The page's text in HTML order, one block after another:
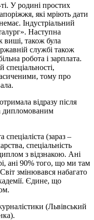
У родині простих
які мріють дати
Індустріальний
Наступна
виші, також була
службі також
робота і зарплата.
тому про
відразу після
дипломованим
спеціаліста (зараз –
спеціальність
з відзнакою. Ані
ані 90% того, що ми там
змінювався набагато
Єдине, що
(Львівський